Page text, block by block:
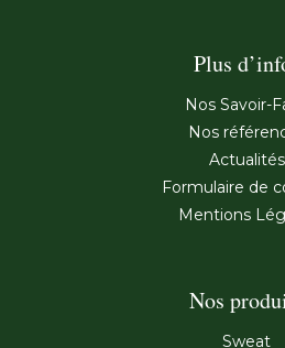
Plus
Nos Savoir-
Nos
Actualités
Formulaire de
Mentions
Nos
Sweat